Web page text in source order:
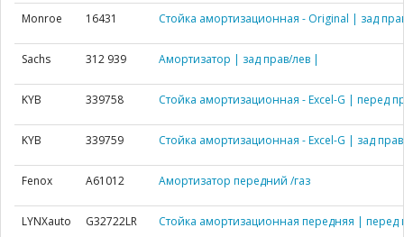
Monroe 16431 Стойка амортизационная - Original | зад
Sachs 312 939 Амортизатор | зад прав/лев |
KYB 339758 Стойка амортизационная - Excel-G | перед
KYB 339759 Стойка амортизационная - Excel-G | зад
Fenox A61012 Амортизатор передний /газ
LYNXauto G32722LR Стойка амортизационная передняя | перед